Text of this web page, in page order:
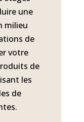
une
milieu
de
votre
de
les
de